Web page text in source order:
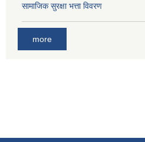
सामाजिक सुरक्षा भत्ता विवरण
more